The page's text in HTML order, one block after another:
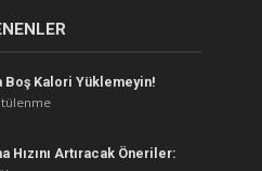
Boş Kalori Yüklemeyin!
Hızını Artıracak Öneriler: